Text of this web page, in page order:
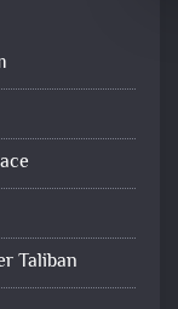
Taliban